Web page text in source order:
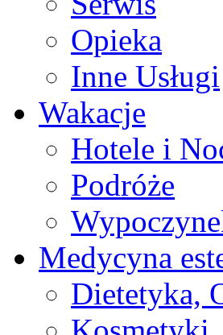
Opieka
Inne Usługi
Wakacje
Hotele i
Podróże
Medycyna
Dietetyka,